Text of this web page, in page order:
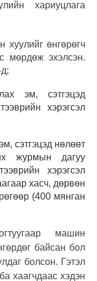
хариуцлага
хуулийг өнгөрөгч
мөрдөж эхэлсэн.
;
эм, сэтгэцэд
хэрэгсэл
сэтгэцэд нөлөөт
журмын дагуу
хэрэгсэл
хасч, дөрвөн
(400 мянган
машин
байсан бол
болсон. Гэтэл
хаагчдаас хэдэн